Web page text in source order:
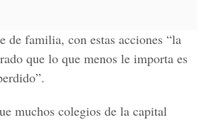
de familia, con estas acciones “la
que lo que menos le importa es
muchos colegios de la capital